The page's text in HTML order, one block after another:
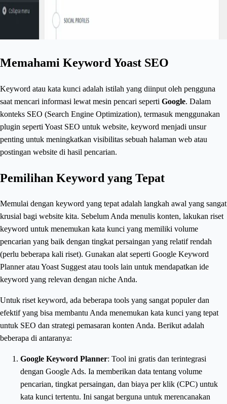
Memahami Keyword Yoast SEO
Keyword atau kata kunci adalah istilah yang diinput oleh pengguna
saat mencari informasi lewat mesin pencari seperti Google. Dalam
konteks SEO (Search Engine Optimization), termasuk menggunakan
plugin seperti Yoast SEO untuk website, keyword menjadi unsur
penting untuk meningkatkan visibilitas sebuah halaman web atau
postingan website di hasil pencarian.
Pemilihan Keyword yang Tepat
Memulai dengan keyword yang tepat adalah langkah awal yang sangat
krusial bagi website kita. Sebelum Anda menulis konten, lakukan riset
keyword untuk menemukan kata kunci yang memiliki volume
pencarian yang baik dengan tingkat persaingan yang relatif rendah
(perlu beberapa kali riset). Gunakan alat seperti Google Keyword
Planner atau Yoast Suggest atau tools lain untuk mendapatkan ide
keyword yang relevan dengan niche Anda.
Untuk riset keyword, ada beberapa tools yang sangat populer dan
efektif yang bisa membantu Anda menemukan kata kunci yang tepat
untuk SEO dan strategi pemasaran konten Anda. Berikut adalah
beberapa di antaranya:
Google Keyword Planner: Tool ini gratis dan terintegrasi
dengan Google Ads. Ia memberikan data tentang volume
pencarian, tingkat persaingan, dan biaya per klik (CPC) untuk
kata kunci tertentu. Ini sangat berguna untuk merencanakan